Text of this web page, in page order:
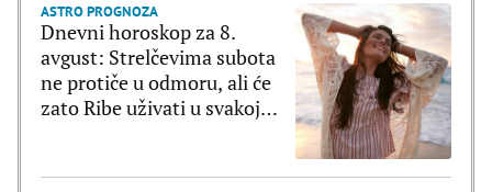
ASTRO PROGNOZA
Dnevni horoskop za 8.
avgust: Strelčevima subota
ne protiče u odmoru, ali će
zato Ribe uživati u svakoj